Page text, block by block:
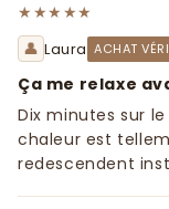
★★★★★
👤 Laura ACHAT
Ça me relaxe
Dix minutes sur
chaleur est
redescendent